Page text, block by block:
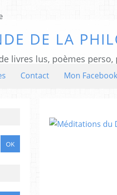
DE LA
livres lus, poèmes
Contact Mon Facebook